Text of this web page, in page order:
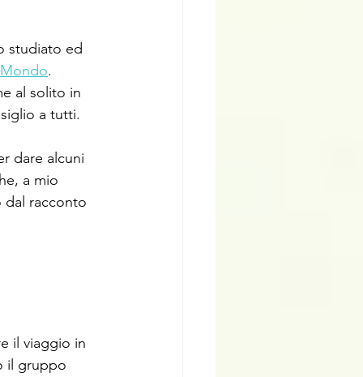
studiato ed
.
al solito in
a tutti.
dare alcuni
a mio
dal racconto
il viaggio in
il gruppo